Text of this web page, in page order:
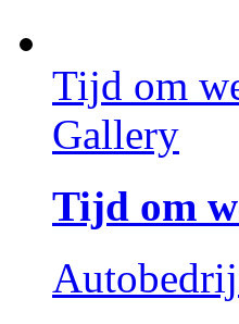
Tijd om
Gallery
Tijd om